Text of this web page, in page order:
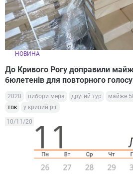
НОВИНА
До Кривого Рогу доправили
бюлетенів для повторного
2020 вибори мера другий тур майже
твк
у кривий ріг
10/11/20